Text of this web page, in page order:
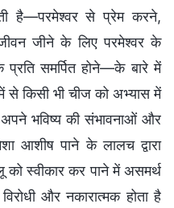
है—परमेश्वर से प्रेम करने,
जीने के लिए परमेश्वर के
समर्पित होने—के बारे में
से किसी भी चीज को अभ्यास में
भविष्य की संभावनाओं और
आशीष पाने के लालच द्वारा
को स्वीकार कर पाने में असमर्थ
और नकारात्मक होता है